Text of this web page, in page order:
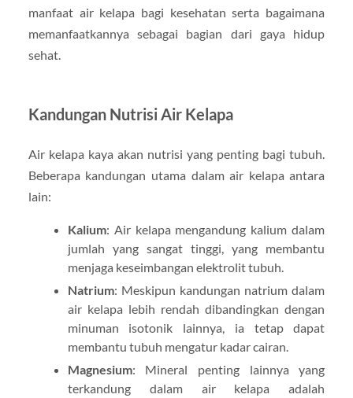
manfaat air kelapa bagi kesehatan serta bagaimana
memanfaatkannya sebagai bagian dari gaya hidup
sehat.
Kandungan Nutrisi Air Kelapa
Air kelapa kaya akan nutrisi yang penting bagi tubuh.
Beberapa kandungan utama dalam air kelapa antara
lain:
Kalium: Air kelapa mengandung kalium dalam
jumlah yang sangat tinggi, yang membantu
menjaga keseimbangan elektrolit tubuh.
Natrium: Meskipun kandungan natrium dalam
air kelapa lebih rendah dibandingkan dengan
minuman isotonik lainnya, ia tetap dapat
membantu tubuh mengatur kadar cairan.
Magnesium: Mineral penting lainnya yang
terkandung dalam air kelapa adalah